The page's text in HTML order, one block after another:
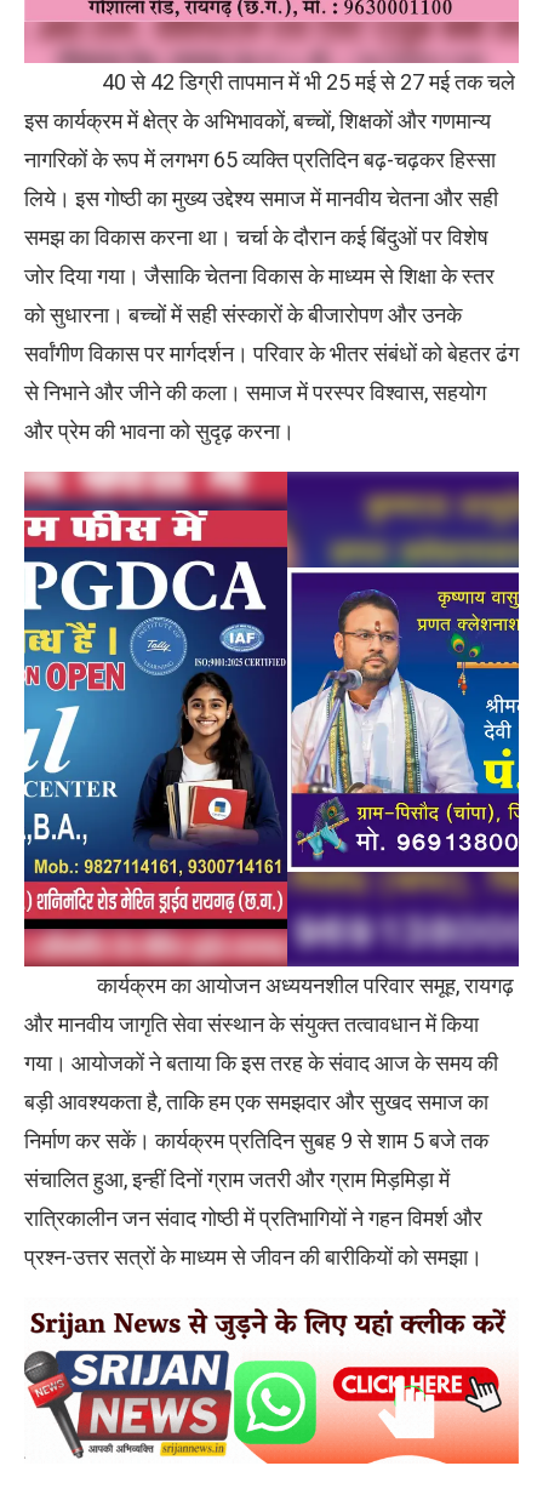
40 से 42 डिग्री तापमान में भी 25 मई से 27 मई तक चले
इस कार्यक्रम में क्षेत्र के अभिभावकों, बच्चों, शिक्षकों और गणमान्य
नागरिकों के रूप में लगभग 65 व्यक्ति प्रतिदिन बढ़-चढ़कर हिस्सा
लिये। इस गोष्ठी का मुख्य उद्देश्य समाज में मानवीय चेतना और सही
समझ का विकास करना था। चर्चा के दौरान कई बिंदुओं पर विशेष
जोर दिया गया। जैसाकि चेतना विकास के माध्यम से शिक्षा के स्तर
को सुधारना। बच्चों में सही संस्कारों के बीजारोपण और उनके
सर्वांगीण विकास पर मार्गदर्शन। परिवार के भीतर संबंधों को बेहतर ढंग
से निभाने और जीने की कला। समाज में परस्पर विश्वास, सहयोग
और प्रेम की भावना को सुदृढ़ करना।
कार्यक्रम का आयोजन अध्ययनशील परिवार समूह, रायगढ़
और मानवीय जागृति सेवा संस्थान के संयुक्त तत्वावधान में किया
गया। आयोजकों ने बताया कि इस तरह के संवाद आज के समय की
बड़ी आवश्यकता है, ताकि हम एक समझदार और सुखद समाज का
निर्माण कर सकें। कार्यक्रम प्रतिदिन सुबह 9 से शाम 5 बजे तक
संचालित हुआ, इन्हीं दिनों ग्राम जतरी और ग्राम मिड़मिड़ा में
रात्रिकालीन जन संवाद गोष्ठी में प्रतिभागियों ने गहन विमर्श और
प्रश्न-उत्तर सत्रों के माध्यम से जीवन की बारीकियों को समझा।